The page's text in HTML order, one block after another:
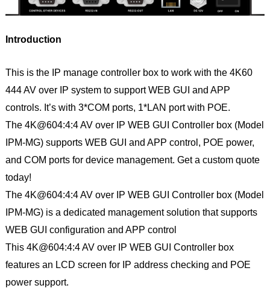
Introduction
This is the IP manage controller box to work with the 4K60
444 AV over IP system to support WEB GUI and APP
controls. It’s with 3*COM ports, 1*LAN port with POE.
The 4K@604:4:4 AV over IP WEB GUI Controller box (Model
IPM-MG) supports WEB GUI and APP control, POE power,
and COM ports for device management. Get a custom quote
today!
The 4K@604:4:4 AV over IP WEB GUI Controller box (Model
IPM-MG) is a dedicated management solution that supports
WEB GUI configuration and APP control
This 4K@604:4:4 AV over IP WEB GUI Controller box
features an LCD screen for IP address checking and POE
power support.